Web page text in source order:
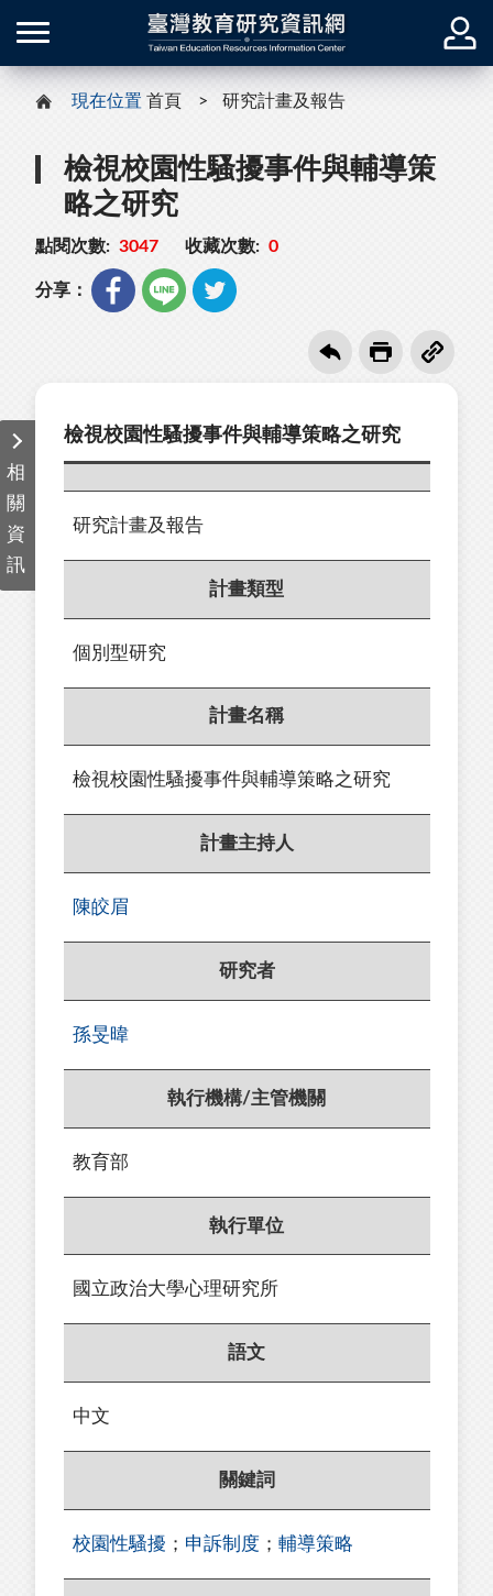
現在位置 首頁 研究計畫及報告
檢視校園性騷擾事件與輔導策
略之研究
點閱次數: 3047 收藏次數: 0
分享：
相
關
資
訊
檢視校園性騷擾事件與輔導策略之研究
研究計畫及報告
計畫類型
個別型研究
計畫名稱
檢視校園性騷擾事件與輔導策略之研究
計畫主持人
陳皎眉
研究者
孫旻暐
執行機構/主管機關
教育部
執行單位
國立政治大學心理研究所
語文
中文
關鍵詞
校園性騷擾 ； 申訴制度 ； 輔導策略